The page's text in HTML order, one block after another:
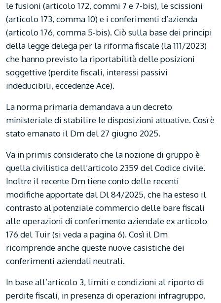
le fusioni (articolo 172, commi 7 e 7-bis), le scissioni
(articolo 173, comma 10) e i conferimenti d’azienda
(articolo 176, comma 5-bis). Ciò sulla base dei principi
della legge delega per la riforma fiscale (la 111/2023)
che hanno previsto la riportabilità delle posizioni
soggettive (perdite fiscali, interessi passivi
indeducibili, eccedenze Ace).
La norma primaria demandava a un decreto
ministeriale di stabilire le disposizioni attuative. Così è
stato emanato il Dm del 27 giugno 2025.
Va in primis considerato che la nozione di gruppo è
quella civilistica dell’articolo 2359 del Codice civile.
Inoltre il recente Dm tiene conto delle recenti
modifiche apportate dal Dl 84/2025, che ha esteso il
contrasto al potenziale commercio delle bare fiscali
alle operazioni di conferimento aziendale ex articolo
176 del Tuir (si veda a pagina 6). Così il Dm
ricomprende anche queste nuove casistiche dei
conferimenti aziendali neutrali.
In base all’articolo 3, limiti e condizioni al riporto di
perdite fiscali, in presenza di operazioni infragruppo,